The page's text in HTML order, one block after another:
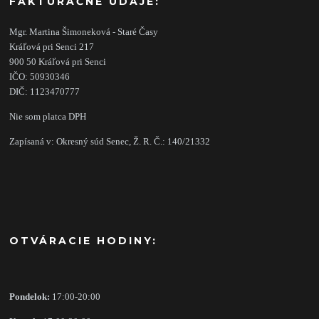
Mgr. Martina Šimoneková - Staré Časy
Kráľová pri Senci 217
900 50 Kráľová pri Senci
IČO: 50930346
DIČ: 1123470777
Nie som platca DPH
Zapísaná v: Okresný súd Senec, Ž. R. Č.: 140/21332
OTVÁRACIE HODINY:
Pondelok: 17:00-20:00